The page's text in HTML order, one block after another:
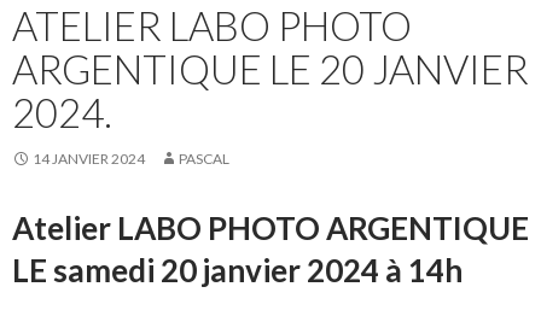
ATELIER LABO PHOTO
ARGENTIQUE LE 20 JANVIER
2024.
14 JANVIER 2024 PASCAL
Atelier LABO PHOTO ARGENTIQUE
LE samedi 20 janvier 2024 à 14h